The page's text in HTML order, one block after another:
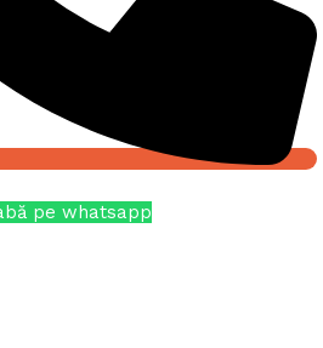
pe whatsapp